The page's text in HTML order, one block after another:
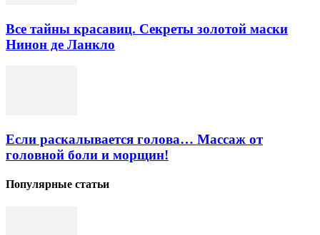
Все тайны красавиц. Секреты золотой маски
Нинон де Ланкло
Если раскалывается голова… Массаж от
головной боли и морщин!
Популярные статьи